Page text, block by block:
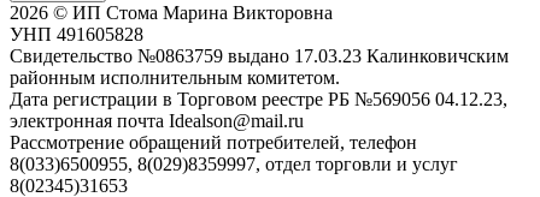
2026 © ИП Стома Марина Викторовна
УНП 491605828
Свидетельство №0863759 выдано 17.03.23 Калинковичским
районным исполнительным комитетом.
Дата регистрации в Торговом реестре РБ №569056 04.12.23,
электронная почта Idealson@mail.ru
Рассмотрение обращений потребителей, телефон
8(033)6500955, 8(029)8359997, отдел торговли и услуг
8(02345)31653